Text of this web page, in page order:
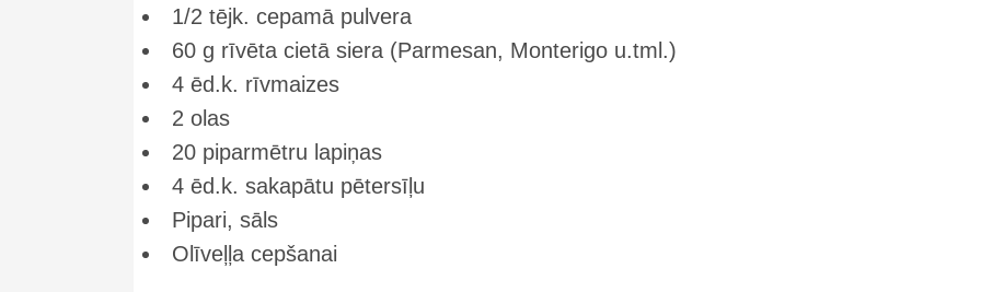
1/2 tējk. cepamā pulvera
60 g rīvēta cietā siera (Parmesan, Monterigo u.tml.)
4 ēd.k. rīvmaizes
2 olas
20 piparmētru lapiņas
4 ēd.k. sakapātu pētersīļu
Pipari, sāls
Olīveļļa cepšanai